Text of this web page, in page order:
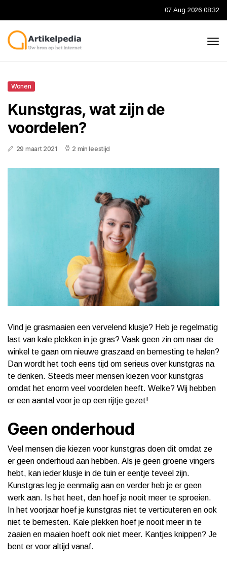
07 Aug 2026 08:32
Wonen
Kunstgras, wat zijn de
voordelen?
29 maart 2021 2 min leestijd
Vind je grasmaaien een vervelend klusje? Heb je regelmatig
last van kale plekken in je gras? Vaak geen zin om naar de
winkel te gaan om nieuwe graszaad en bemesting te halen?
Dan wordt het toch eens tijd om serieus over kunstgras na
te denken. Steeds meer mensen kiezen voor kunstgras
omdat het enorm veel voordelen heeft. Welke? Wij hebben
er een aantal voor je op een rijtje gezet!
Geen onderhoud
Veel mensen die kiezen voor kunstgras doen dit omdat ze
er geen onderhoud aan hebben. Als je geen groene vingers
hebt, kan ieder klusje in de tuin er eentje teveel zijn.
Kunstgras leg je eenmalig aan en verder heb je er geen
werk aan. Is het heet, dan hoef je nooit meer te sproeien.
In het voorjaar hoef je kunstgras niet te verticuteren en ook
niet te bemesten. Kale plekken hoef je nooit meer in te
zaaien en maaien hoeft ook niet meer. Kantjes knippen? Je
bent er voor altijd vanaf.